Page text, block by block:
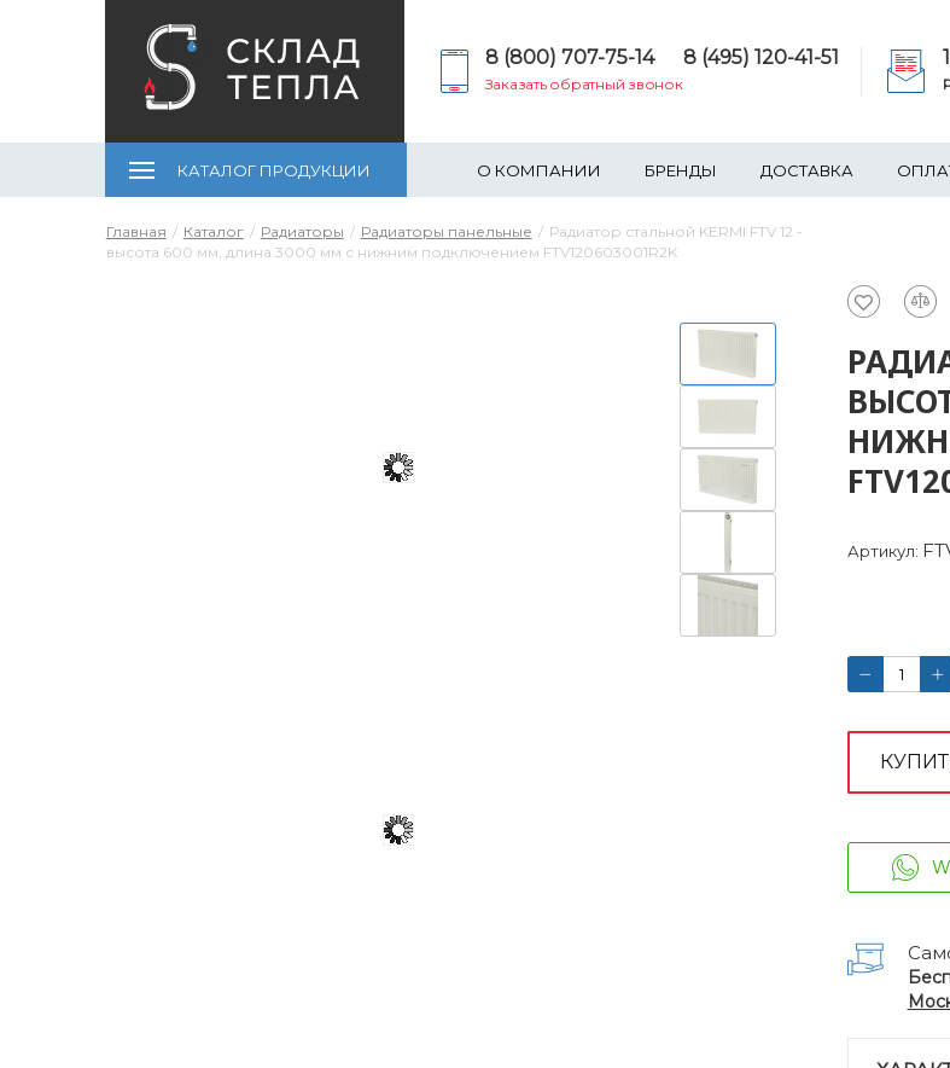
8 (800) 707-75-14 8 (495) 120-41-51
Заказать обратный звонок
КАТАЛОГ ПРОДУКЦИИ О КОМПАНИИ БРЕНДЫ ДОСТАВКА
Главная Каталог Радиаторы Радиаторы панельные
Радиатор стальной KERMI FTV 12 -
высота 600 мм, длина 3000 мм с нижним подключением FTV120603001R2K
Артикул: